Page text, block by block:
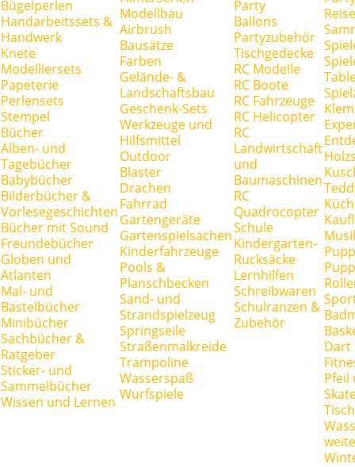
Bügelperlen
Handarbeitssets &
Handwerk
Knete
Modelliersets
Papeterie
Perlensets
Stempel
Bücher
Alben- und
Tagebücher
Babybücher
Bilderbücher &
Vorlesegeschichten
Bücher mit Sound
Freundebücher
Globen und
Atlanten
Mal- und
Bastelbücher
Minibücher
Sachbücher &
Ratgeber
Sticker- und
Sammelbücher
Wissen und Lernen
Modellbau
Airbrush
Bausätze
Farben
Gelände- &
Landschaftsbau
Geschenk-Sets
Werkzeuge und
Hilfsmittel
Outdoor
Blaster
Drachen
Fahrrad
Gartengeräte
Gartenspielsachen
Kinderfahrzeuge
Pools &
Planschbecken
Sand- und
Strandspielzeug
Springseile
Straßenmalkreide
Trampoline
Wasserspaß
Wurfspiele
Party
Ballons
Partyzubehör
Tischgedecke
RC Modelle
RC Boote
RC Fahrzeuge
RC Helicopter
RC
Landwirtschaft
und
Baumaschinen
RC
Quadrocopter
Schule
Kindergarten-
Rucksäcke
Lernhilfen
Schreibwaren
Schulranzen &
Zubehör
Dart
Pfeil